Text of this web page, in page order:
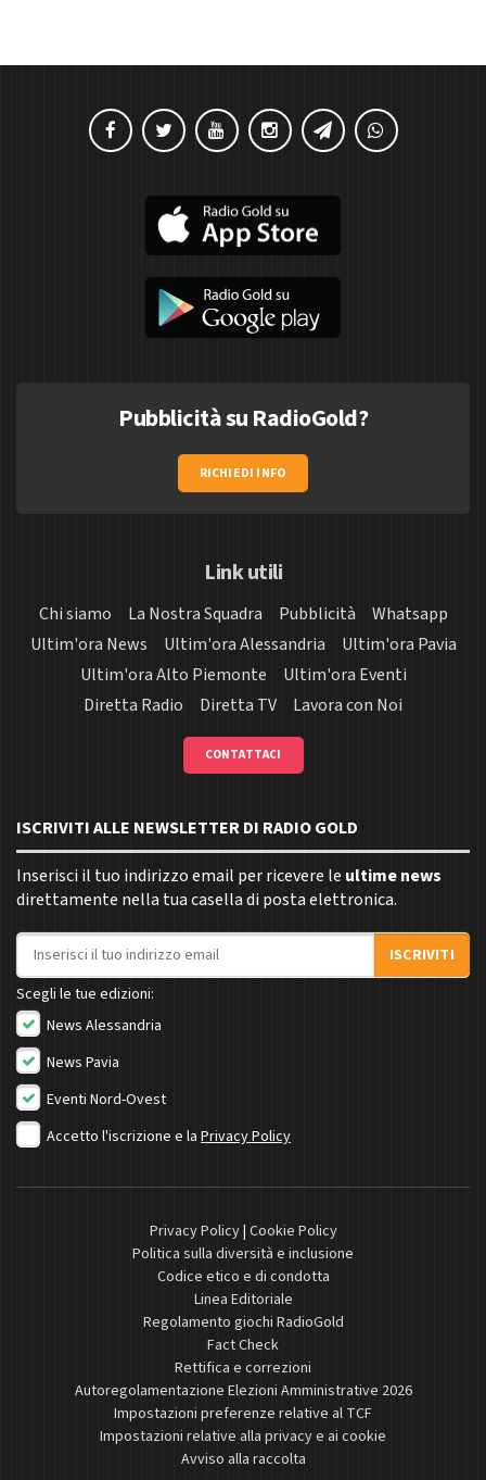
Pubblicità su RadioGold?
RICHIEDI INFO
Link utili
Chi siamo La Nostra Squadra Pubblicità
Whatsapp
Ultim'ora News
Ultim'ora Alessandria
Ultim'ora Pavia
Ultim'ora Alto Piemonte
Ultim'ora Eventi
Diretta Radio
Diretta TV Lavora con Noi
CONTATTACI
ISCRIVITI ALLE NEWSLETTER DI RADIO GOLD
Inserisci il tuo indirizzo email per ricevere le ultime news
direttamente nella tua casella di posta elettronica.
Indirizzo email
ISCRIVITI
Scegli le tue edizioni:
News Alessandria
News Pavia
Eventi Nord-Ovest
Accetto l'iscrizione e la Privacy Policy
Privacy Policy| Cookie Policy
Politica sulla diversità e inclusione
Codice etico e di condotta
Linea Editoriale
Regolamento giochi RadioGold
Fact Check
Rettifica e correzioni
Autoregolamentazione Elezioni Amministrative 2026
Impostazioni preferenze relative al TCF
Impostazioni relative alla privacy e ai cookie
Avviso alla raccolta